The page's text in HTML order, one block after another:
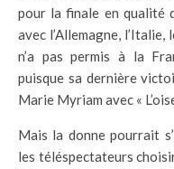
pour la finale en qualité
avec l’Allemagne, l’Italie,
n’a pas permis à la
puisque sa dernière
Marie Myriam avec «
Mais la donne pourrait
les téléspectateurs